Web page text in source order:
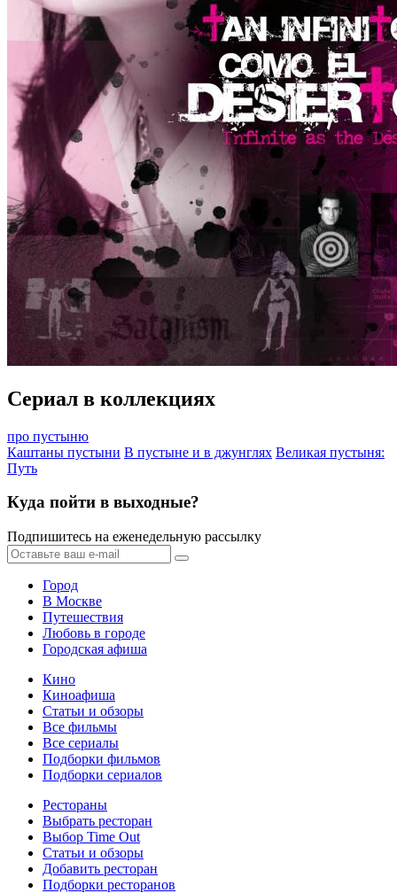
Сериал в коллекциях
про пустыню
Каштаны пустыни В пустыне и в джунглях Великая пустыня:
Путь
Куда пойти в выходные?
Подпишитесь на еженедельную рассылку
Город
В Москве
Путешествия
Любовь в городе
Городская афиша
Кино
Киноафиша
Статьи и обзоры
Все фильмы
Все сериалы
Подборки фильмов
Подборки сериалов
Рестораны
Выбрать ресторан
Выбор Time Out
Статьи и обзоры
Добавить ресторан
Подборки ресторанов